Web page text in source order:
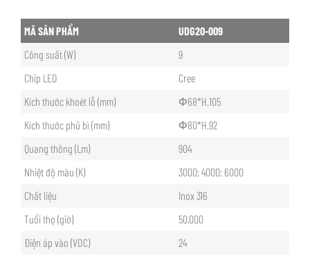
MÃ SẢN PHẨM
UDG20-009
Công suất (W)
9
Chip LED
Cree
Kích thước khoét lỗ (mm)
Φ68*H.105
Kích thước phủ bì (mm)
Φ80*H.92
Quang thông (Lm)
904
Nhiệt độ màu (K)
3000; 4000; 6000
Chất liệu
Inox 316
Tuổi thọ (giờ)
50.000
Điện áp vào (VDC)
24